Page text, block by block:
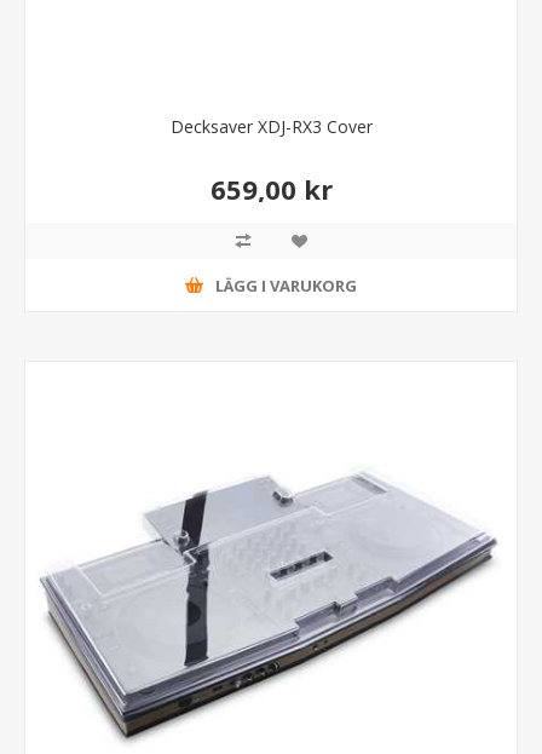
Decksaver XDJ-RX3 Cover
659,00 kr
LÄGG I VARUKORG